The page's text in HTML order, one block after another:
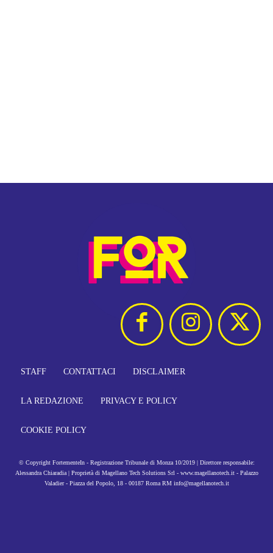
STAFF CONTATTACI DISCLAIMER
LA REDAZIONE PRIVACY E POLICY
COOKIE POLICY
© Copyright FortementeIn - Registrazione Tribunale di Monza 10/2019 | Direttore responsabile:
Alessandra Chiaradia | Proprietà di Magellano Tech Solutions Srl - www.magellanotech.it - Palazzo
Valadier - Piazza del Popolo, 18 - 00187 Roma RM info@magellanotech.it